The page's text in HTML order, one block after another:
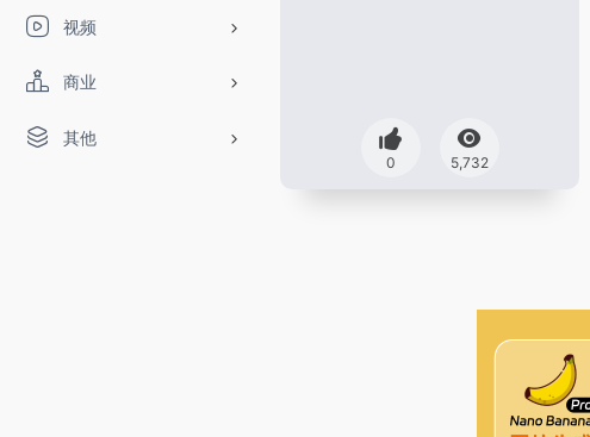
视频
商业
其他
0 5,732
DeepSeek-R1、V3满血版免费用！- 字节Trae即可编程